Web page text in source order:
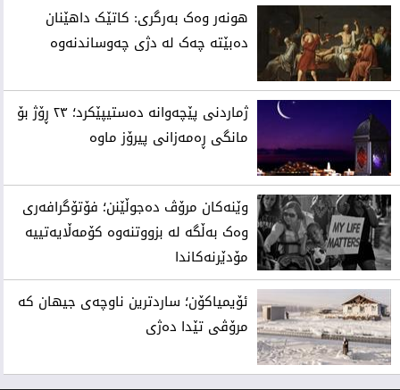
هونەر وەک بەرگری: کاتێک داهێنان
دەبێتە چەک لە دژی چەوساندنەوە
ژماردنی پێچەوانە دەستیپێکرد؛ ٢٣ ڕۆژ بۆ
مانگی ڕەمەزانی پیرۆز ماوە
وێنەکان مرۆڤ دەجوڵێنن؛ فۆتۆگرافەری
وەک بەڵگە لە بزووتنەوە کۆمەڵایەتییە
مۆدێرنەکاندا
ئۆیمیاکۆن؛ ساردترین ناوچەی جیهان کە
مرۆڤی تێدا دەژی